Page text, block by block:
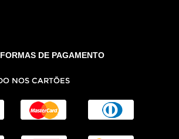
FORMAS DE PAGAMENTO